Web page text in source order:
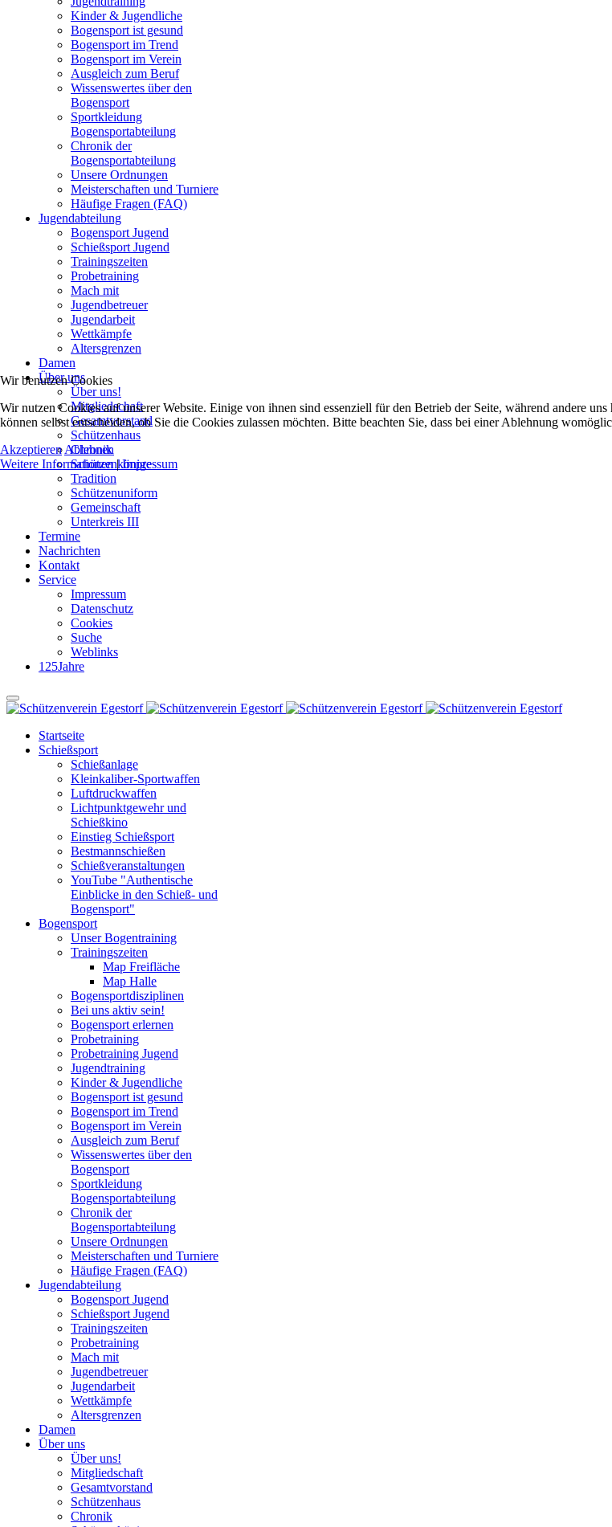
Kinder & Jugendliche
Bogensport ist gesund
Bogensport im Trend
Bogensport im Verein
Ausgleich zum Beruf
Wissenswertes über den
Bogensport
Sportkleidung
Bogensportabteilung
Chronik der
Bogensportabteilung
Unsere Ordnungen
Meisterschaften und Turniere
Häufige Fragen (FAQ)
Jugendabteilung
Bogensport Jugend
Schießsport Jugend
Trainingszeiten
Probetraining
Mach mit
Jugendbetreuer
Jugendarbeit
Wettkämpfe
Altersgrenzen
Damen
Über uns
Über uns!
Mitgliedschaft
Gesamtvorstand
Schützenhaus
Chronik
Schützenkönige
Tradition
Schützenuniform
Gemeinschaft
Unterkreis III
Termine
Nachrichten
Kontakt
Service
Impressum
Datenschutz
Cookies
Suche
Weblinks
125Jahre
Startseite
Schießsport
Schießanlage
Kleinkaliber-Sportwaffen
Luftdruckwaffen
Lichtpunktgewehr und
Schießkino
Einstieg Schießsport
Bestmannschießen
Schießveranstaltungen
YouTube "Authentische
Einblicke in den Schieß- und
Bogensport"
Bogensport
Unser Bogentraining
Trainingszeiten
Map Freifläche
Map Halle
Bogensportdisziplinen
Bei uns aktiv sein!
Bogensport erlernen
Probetraining
Probetraining Jugend
Jugendtraining
Kinder & Jugendliche
Bogensport ist gesund
Bogensport im Trend
Bogensport im Verein
Ausgleich zum Beruf
Wissenswertes über den
Bogensport
Sportkleidung
Bogensportabteilung
Chronik der
Bogensportabteilung
Unsere Ordnungen
Meisterschaften und Turniere
Häufige Fragen (FAQ)
Jugendabteilung
Bogensport Jugend
Schießsport Jugend
Trainingszeiten
Probetraining
Mach mit
Jugendbetreuer
Jugendarbeit
Wettkämpfe
Altersgrenzen
Damen
Über uns
Über uns!
Mitgliedschaft
Gesamtvorstand
Schützenhaus
Chronik
Wir benutzen Cookies
Wir nutzen Cookies auf unserer Website. Einige von ihnen sind essenziell für den Betrieb der Seite, während andere
können selbst entscheiden, ob Sie die Cookies zulassen möchten. Bitte beachten Sie, dass bei einer Ablehnung
Akzeptieren Ablehnen
Weitere Informationen|Impressum